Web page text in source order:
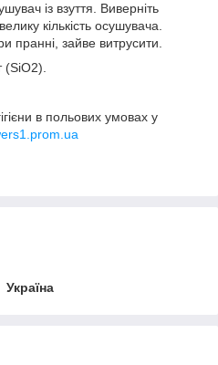
із взуття. Виверніть
кількість осушувача.
пранні, зайве витрусити.
(SiO2).
в польових умовах у
Україна